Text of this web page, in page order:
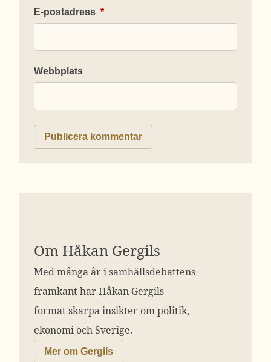
E-postadress *
Webbplats
Om Håkan Gergils
Med många år i samhällsdebattens
framkant har Håkan Gergils
format skarpa insikter om politik,
ekonomi och Sverige.
Mer om Gergils